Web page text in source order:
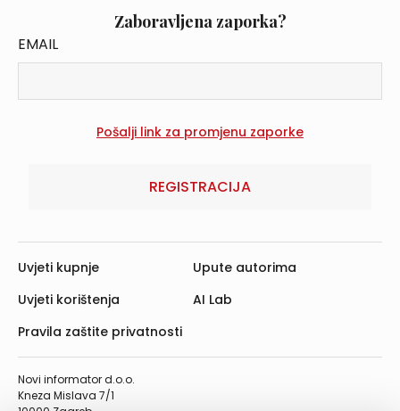
Zaboravljena zaporka?
EMAIL
REGISTRACIJA
Novi informator d.o.o.
Kneza Mislava 7/1
Uvjeti kupnje
Uvjeti korištenja
Pravila zaštite privatnosti
Upute autorima
AI Lab